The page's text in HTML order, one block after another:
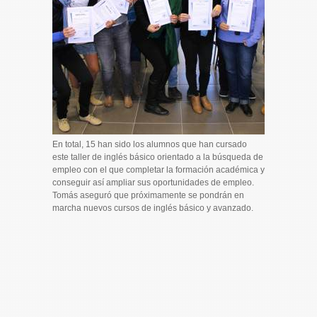
En total, 15 han sido los alumnos que han cursado
este taller de inglés básico orientado a la búsqueda de
empleo con el que completar la formación académica y
conseguir así ampliar sus oportunidades de empleo.
Tomás aseguró que próximamente se pondrán en
marcha nuevos cursos de inglés básico y avanzado.